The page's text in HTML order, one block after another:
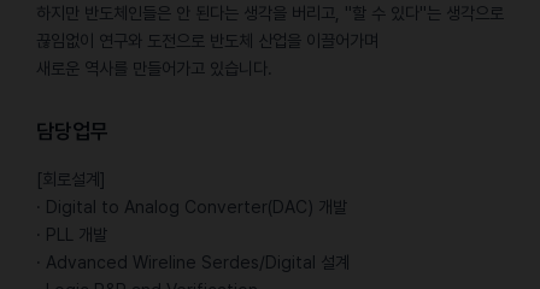
하지만 반도체인들은 안 된다는 생각을 버리고, "할 수 있다"는 생각으로
끊임없이 연구와 도전으로 반도체 산업을 이끌어가며
새로운 역사를 만들어가고 있습니다.
담당업무
[회로설계]
· Digital to Analog Converter(DAC) 개발
· PLL 개발
· Advanced Wireline Serdes/Digital 설계